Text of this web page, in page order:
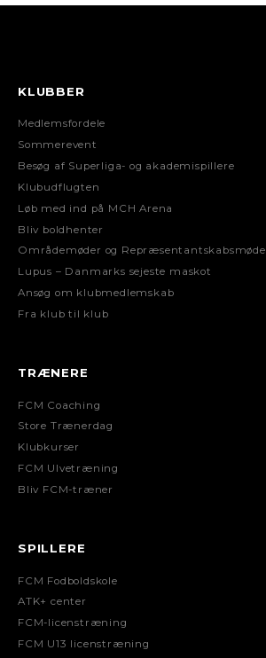
KLUBBER
Medlemsfordele
Sommerevent
Besøg af Superliga- og akademispillere
Klubudflugten
Løb med ind på MCH Arena
Bliv boldhenter
Områdemøder og Repræsentantskabsmøde
Lupus – Danmarks sejeste maskot
Ansøg om klubmedlemskab
Fra klub til klub
TRÆNERE
FCM Coaching
Store Trænerdag
Klubkurser
FCM Ulvetræning
Bliv FCM-træner
SPILLERE
FCM Fodboldskole
ATK+ center
FCM-licenstræning
FCM U13 licenstræning